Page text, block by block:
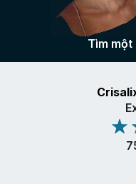
Nền tảng kinh doanh
Gói
Đánh giá của bệnh
Tìm